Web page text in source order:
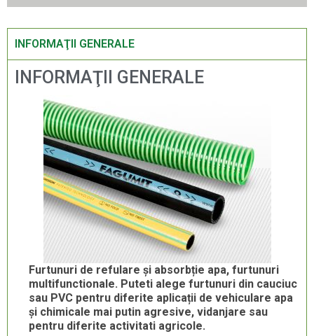
INFORMAŢII GENERALE
INFORMAŢII GENERALE
Furtunuri de refulare și absorbție apa, furtunuri
multifunctionale. Puteti alege furtunuri din cauciuc
sau PVC pentru diferite aplicații de vehiculare apa
și chimicale mai putin agresive, vidanjare sau
pentru diferite activitati agricole.